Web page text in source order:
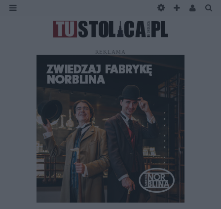
REKLAMA